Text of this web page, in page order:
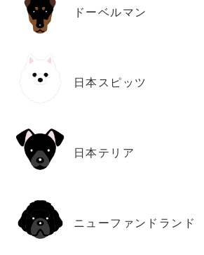
ドーベルマン
日本スピッツ
日本テリア
ニューファンドランド